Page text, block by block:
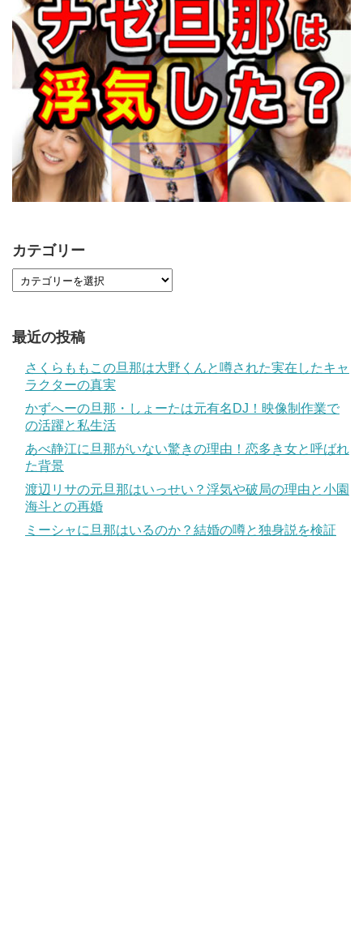
カテゴリー
最近の投稿
さくらももこの旦那は大野くんと噂された実在したキャ
ラクターの真実
かずへーの旦那・しょーたは元有名DJ！映像制作業で
の活躍と私生活
あべ静江に旦那がいない驚きの理由！恋多き女と呼ばれ
た背景
渡辺リサの元旦那はいっせい？浮気や破局の理由と小園
海斗との再婚
ミーシャに旦那はいるのか？結婚の噂と独身説を検証